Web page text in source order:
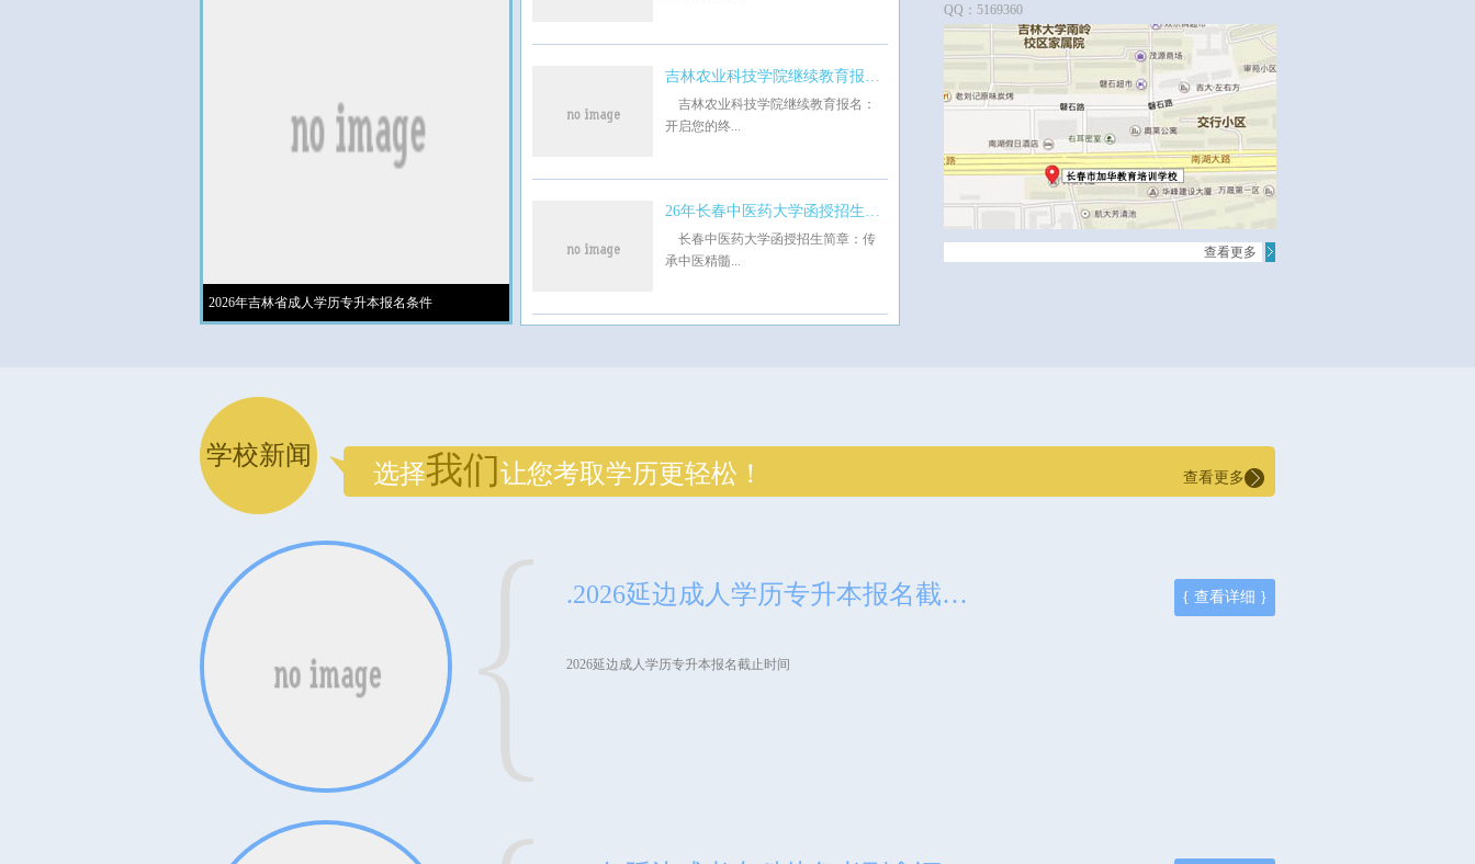
2026年吉林省成人学历专升本报名条件
吉林农业科技学院继续教育报名（速览）
吉林农业科技学院继续教育报名：
开启您的终...
26年长春中医药大学函授招生简章（新）
长春中医药大学函授招生简章：传
承中医精髓...
QQ：5169360
查看更多
学校新闻
选择我们让您考取学历更轻松！ 查看更多
.2026延边成人学历专升本报名截止时间把握机会，开启人生新篇章随着社会的不断发展，教育水平的重要性日益凸显。对于许多已经步入社会的成年人来说，提升自己的学历成为了实现自我价值、拓展职业发展空间的关键一步。在众多提升学历的途径中，专升本无疑是一条备受瞩目的道路。2026年，延边地区的成人学历专升本报名即将拉开序幕，而报名截止时间则是广大考生关注的焦点。本文将为您详细解析2026延边成人学历专升本报名... { 查看详细 }
2026延边成人学历专升本报名截止时间